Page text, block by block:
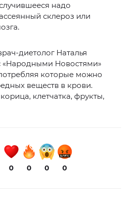
надо
склероз или
диетолог Наталья
«Народными Новостями»
которые можно
веществ в крови.
клетчатка, фрукты,
0 0 0 0